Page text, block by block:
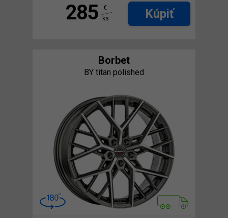
285
€
ks
Kúpiť
Borbet
BY titan polished